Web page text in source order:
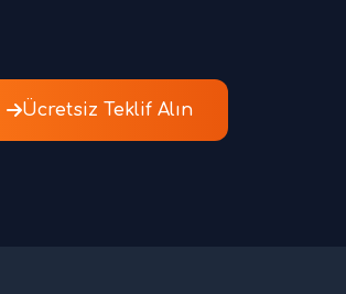
Ücretsiz Teklif Alın